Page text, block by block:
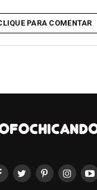
ficava na Casa da
e vim embora
Chato,
Deolane
No
PARA COMENTAR